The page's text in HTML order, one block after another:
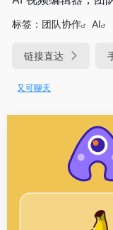
标签： 团队协作 AI
链接直达
可聊天